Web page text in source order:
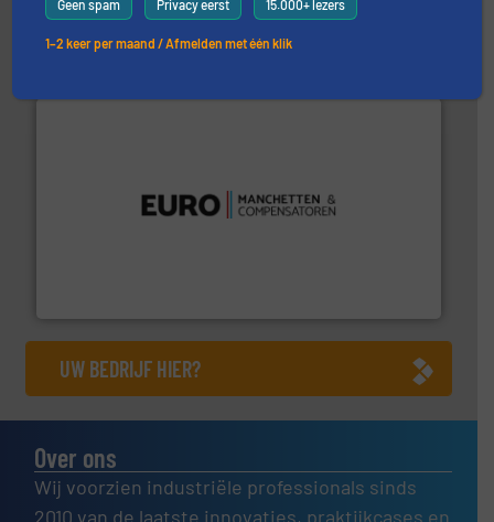
Maatwerk in componenten voor de voedings-, dairy,
UW BEDRIJF HIER?
Over ons
Wij voorzien industriële professionals sinds
2010 van de laatste innovaties, praktijkcases en
Geen spam Privacy eerst 15.000+ lezers
1–2 keer per maand / Afmelden met één klik